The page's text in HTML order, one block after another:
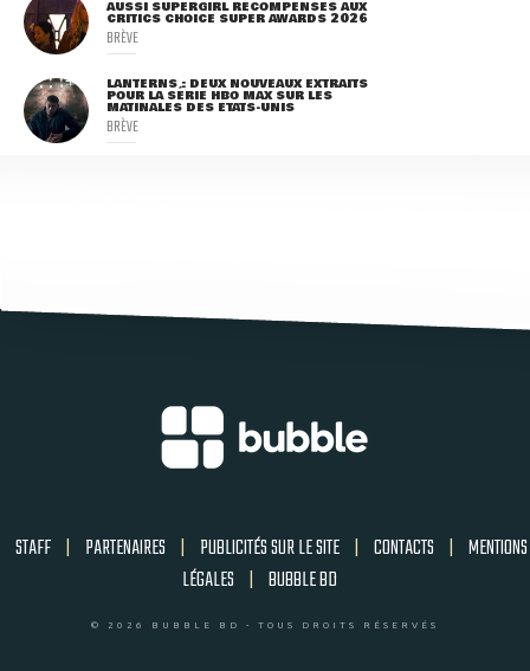
AUSSI SUPERGIRL RÉCOMPENSÉS AUX
CRITICS CHOICE SUPER AWARDS 2026
BRÈVE
LANTERNS : DEUX NOUVEAUX EXTRAITS
POUR LA SÉRIE HBO MAX SUR LES
MATINALES DES ETATS-UNIS
BRÈVE
STAFF | PARTENAIRES | PUBLICITÉS SUR LE SITE | CONTACTS | MENTIONS
LÉGALES | BUBBLE BD
© 2026 BUBBLE BD - TOUS DROITS RÉSERVÉS